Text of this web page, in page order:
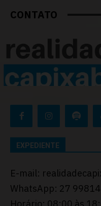
CONTATO
EXPEDIENTE
E-mail:
WhatsApp: 27
Horário: 08:00 às